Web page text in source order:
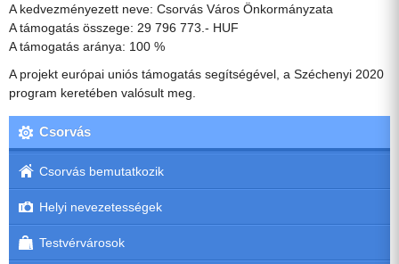
A kedvezményezett neve: Csorvás Város Önkormányzata
A támogatás összege: 29 796 773.- HUF
A támogatás aránya: 100 %
A projekt európai uniós támogatás segítségével, a Széchenyi 2020
program keretében valósult meg.
Csorvás
Csorvás bemutatkozik
Helyi nevezetességek
Testvérvárosok